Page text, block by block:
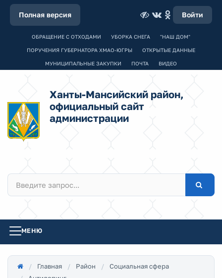
Полная версия Войти
ОБРАЩЕНИЕ С ОТХОДАМИ УБОРКА СНЕГА "НАШ ДОМ"
ПОРУЧЕНИЯ ГУБЕРНАТОРА ХМАО-ЮГРЫ ОТКРЫТЫЕ ДАННЫЕ
МУНИЦИПАЛЬНЫЕ ЗАКУПКИ ПОЧТА ВИДЕО
Ханты-Мансийский район,
официальный сайт
администрации
МЕНЮ
Главная Район
Социальная сфера